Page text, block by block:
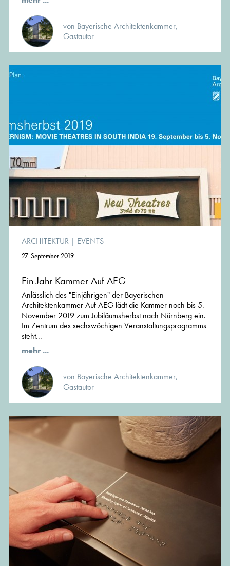
von Bayerische Architektenkammer,
Gastautor
ARCHITEKTUR | EVENTS
27. September 2019
Ein Jahr Kammer Auf AEG
Anlässlich des "Einjährigen" der Bayerischen
Architektenkammer Auf AEG lädt die Kammer noch bis 5.
November 2019 zum Jubiläumsherbst nach Nürnberg ein.
Im Zentrum des sechswöchigen Veranstaltungspro­gramms
steht...
mehr ...
von Bayerische Architektenkammer,
Gastautor